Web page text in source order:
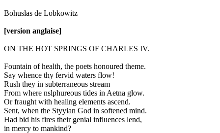
Bohuslas de Lobkowitz
[version anglaise]
ON THE HOT SPRINGS OF CHARLES IV.
Fountain of health, the poets honoured theme.
Say whence thy fervid waters flow!
Rush they in subterraneous stream
From where nslphureous tides in Aetna glow.
Or fraught with healing elements ascend.
Sent, when the Styyian God in softened mind.
Had bid his fires their genial influences lend,
in mercy to mankind?